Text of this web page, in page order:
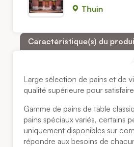
Thuin
Caractéristique(s) du
Large sélection de pains et de
qualité supérieure pour
Gamme de pains de table
pains spéciaux variés, certains
uniquement disponibles sur
répondre aux besoins de